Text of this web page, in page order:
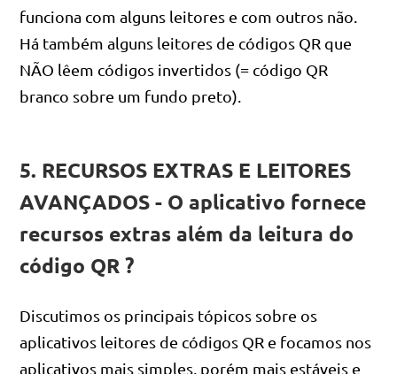
funciona com alguns leitores e com outros não.
Há também alguns leitores de códigos QR que
NÃO lêem códigos invertidos (= código QR
branco sobre um fundo preto).
5. RECURSOS EXTRAS E LEITORES
AVANÇADOS - O aplicativo fornece
recursos extras além da leitura do
código QR ?
Discutimos os principais tópicos sobre os
aplicativos leitores de códigos QR e focamos nos
aplicativos mais simples, porém mais estáveis e